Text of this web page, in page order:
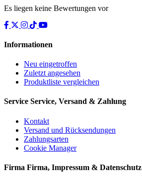
Es liegen keine Bewertungen vor
Informationen
Neu eingetroffen
Zuletzt angesehen
Produktliste vergleichen
Service Service, Versand & Zahlung
Kontakt
Versand und Rücksendungen
Zahlungsarten
Cookie Manager
Firma Firma, Impressum & Datenschutz